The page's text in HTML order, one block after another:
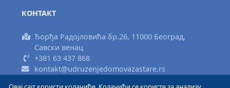
КОНТАКТ
Ђорђа Радојловића бр.26, 11000 Београд,
Савски венац
+381 63 437 868
kontakt@udruzenjedomovazastare.rs